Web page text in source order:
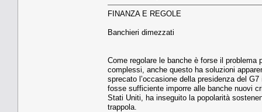
FINANZA E REGOLE
Banchieri dimezzati
Come regolare le banche è forse il
complessi, anche questo ha soluzioni
sprecato l’occasione della presidenza del
fosse sufficiente imporre alle banche nuovi
Stati Uniti, ha inseguito la popolarità
trappola.